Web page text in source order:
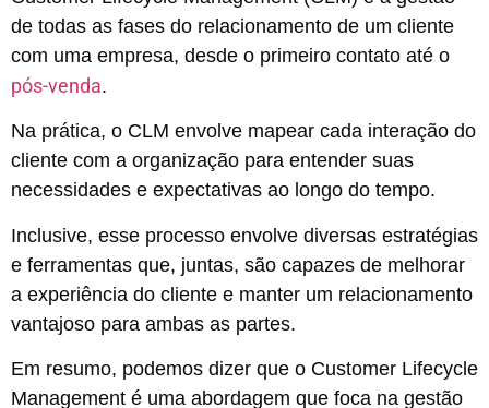
de todas as fases do relacionamento de um cliente
com uma empresa, desde o primeiro contato até o
pós-venda.
Na prática, o CLM envolve mapear cada interação do
cliente com a organização para entender suas
necessidades e expectativas ao longo do tempo.
Inclusive, esse processo envolve diversas estratégias
e ferramentas que, juntas, são capazes de melhorar
a experiência do cliente e manter um relacionamento
vantajoso para ambas as partes.
Em resumo, podemos dizer que o Customer Lifecycle
Management é uma abordagem que foca na gestão